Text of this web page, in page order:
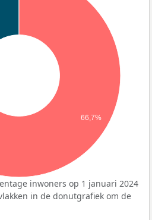
66,7%
inwoners op 1 januari 2024
in de donutgrafiek om de